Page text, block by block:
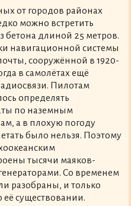
от городов районах
можно встретить
бетона длиной 25 метров.
навигационной системы
сооружённой в 1920-
в самолётах ещё
Пилотам
определять
по наземным
а в плохую погоду
было нельзя. Поэтому
тысячи маяков-
Со временем
разобраны, и только
существовании.